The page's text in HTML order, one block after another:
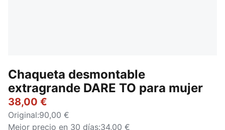
Chaqueta desmontable
extragrande DARE TO para mujer
38,00 €
Original:90,00 €
Mejor precio en 30 días:34,00 €